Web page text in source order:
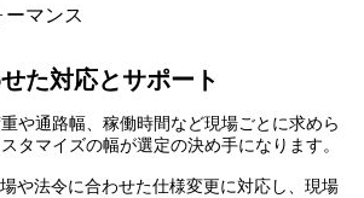
た対応とサポート
や通路幅、稼働時間など現場ごとに求めら
タマイズの幅が選定の決め手になります。
や法令に合わせた仕様変更に対応し、現場